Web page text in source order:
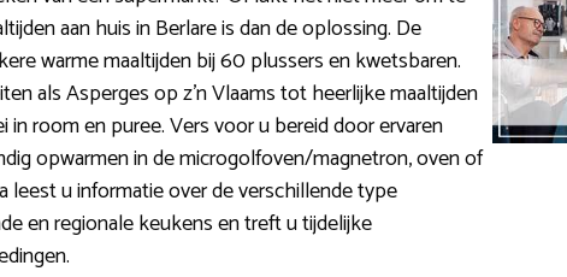
aan huis in Berlare is dan de oplossing. De
warme maaltijden bij 60 plussers en kwetsbaren.
als Asperges op z’n Vlaams tot heerlijke maaltijden
room en puree. Vers voor u bereid door ervaren
opwarmen in de microgolfoven/magnetron, oven of
leest u informatie over de verschillende type
en regionale keukens en treft u tijdelijke